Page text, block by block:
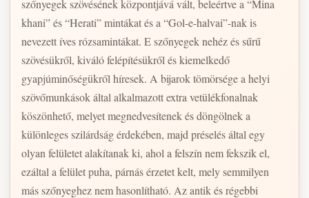
szőnyegek szövésének központjává vált, beleértve a “Mina
khani” és “Herati” mintákat és a “Gol-e-halvai”-nak is
nevezett íves rózsamintákat. E szőnyegek nehéz és sűrű
szövésükről, kiváló felépítésükről és kiemelkedő
gyapjúminőségükről híresek. A bijarok tömörsége a helyi
szövőmunkások által alkalmazott extra vetülékfonalnak
köszönhető, melyet megnedvesítenek és döngölnek a
különleges szilárdság érdekében, majd préselés által egy
olyan felületet alakítanak ki, ahol a felszín nem fekszik el,
ezáltal a felület puha, párnás érzetet kelt, mely semmilyen
más szőnyeghez nem hasonlítható. Az antik és régebbi